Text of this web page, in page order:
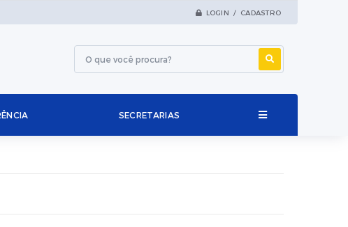
LOGIN / CADASTRO
SECRETARIAS